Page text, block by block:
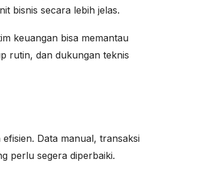
bisnis secara lebih jelas.
keuangan bisa memantau
rutin, dan dukungan teknis
Data manual, transaksi
perlu segera diperbaiki.